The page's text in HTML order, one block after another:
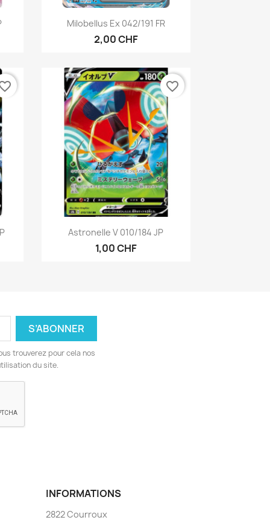
Aperçu rapide
Milobellus Ex 042/191 FR
2,00 CHF
Aperçu rapide
Astronelle V 010/184 JP
1,00 CHF
favorite_border
trouverez pour cela nos
du site.
INFORMATIONS
2822 Courroux